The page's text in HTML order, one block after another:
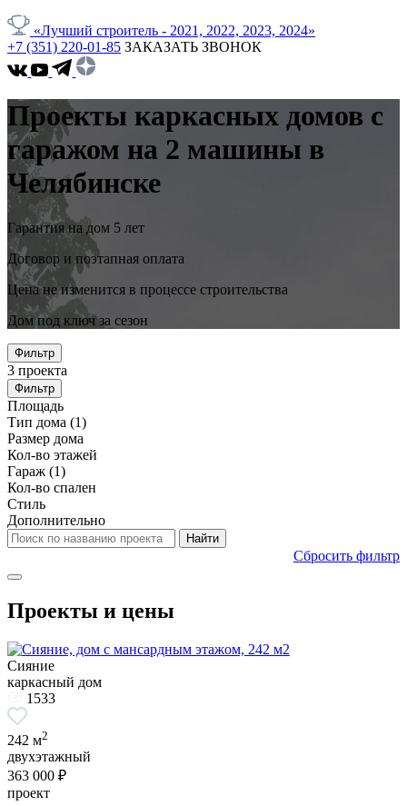
«Лучший строитель - 2021, 2022, 2023, 2024»
+7 (351) 220-01-85 ЗАКАЗАТЬ ЗВОНОК
Проекты каркасных домов с
гаражом на 2 машины в
Челябинске
Гарантия на дом 5 лет
Договор и поэтапная оплата
Цена не изменится в процессе строительства
Дом под ключ за сезон
Фильтр
3 проекта
Фильтр
Площадь
Тип дома (1)
Размер дома
Кол-во этажей
Гараж (1)
Кол-во спален
Стиль
Дополнительно
Сбросить фильтр
Проекты и цены
Сияние
каркасный дом
1533
242 м2
двухэтажный
363 000 ₽
проект